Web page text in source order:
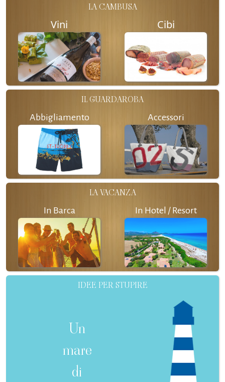
LA CAMBUSA
Vini Cibi
IL GUARDAROBA
Abbigliamento Accessori
LA VACANZA
In Barca In Hotel / Resort
IDEE PER STUPIRE
Un
mare
di